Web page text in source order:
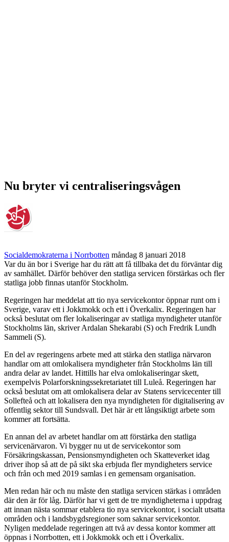
Nu bryter vi centraliseringsvågen
Socialdemokraterna i Norrbotten måndag 8 januari 2018
Var du än bor i Sverige har du rätt att få tillbaka det du förväntar dig
av samhället. Därför behöver den statliga servicen förstärkas och fler
statliga jobb finnas utanför Stockholm.
Regeringen har meddelat att tio nya servicekontor öppnar runt om i
Sverige, varav ett i Jokkmokk och ett i Överkalix. Regeringen har
också beslutat om fler lokaliseringar av statliga myndigheter utanför
Stockholms län, skriver Ardalan Shekarabi (S) och Fredrik Lundh
Sammeli (S).
En del av regeringens arbete med att stärka den statliga närvaron
handlar om att omlokalisera myndigheter från Stockholms län till
andra delar av landet. Hittills har elva omlokaliseringar skett,
exempelvis Polarforskningssekretariatet till Luleå. Regeringen har
också beslutat om att omlokalisera delar av Statens servicecenter till
Sollefteå och att lokalisera den nya myndigheten för digitalisering av
offentlig sektor till Sundsvall. Det här är ett långsiktigt arbete som
kommer att fortsätta.
En annan del av arbetet handlar om att förstärka den statliga
servicenärvaron. Vi bygger nu ut de servicekontor som
Försäkringskassan, Pensionsmyndigheten och Skatteverket idag
driver ihop så att de på sikt ska erbjuda fler myndigheters service
och från och med 2019 samlas i en gemensam organisation.
Men redan här och nu måste den statliga servicen stärkas i områden
där den är för låg. Därför har vi gett de tre myndigheterna i uppdrag
att innan nästa sommar etablera tio nya servicekontor, i socialt utsatta
områden och i landsbygdsregioner som saknar servicekontor.
Nyligen meddelade regeringen att två av dessa kontor kommer att
öppnas i Norrbotten, ett i Jokkmokk och ett i Överkalix.